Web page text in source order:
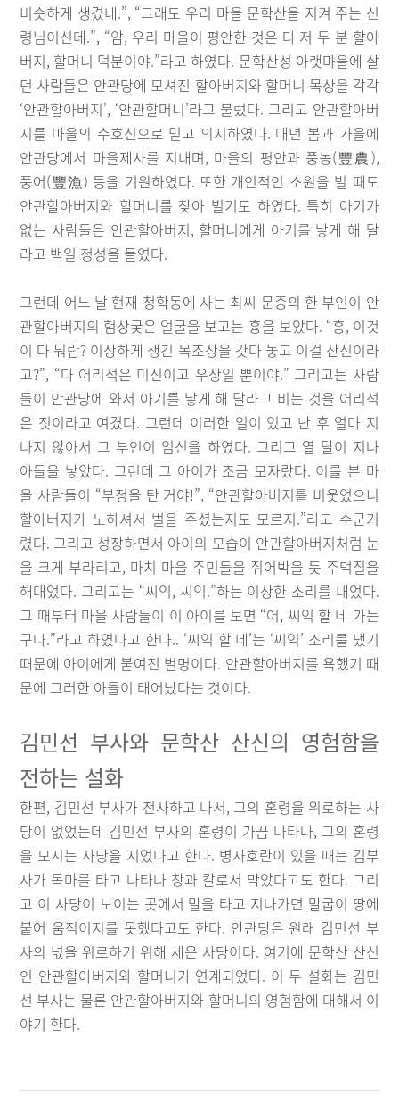
비슷하게 생겼네.”, “그래도 우리 마을 문학산을 지켜 주는 신
령님이신데.”, “암, 우리 마을이 평안한 것은 다 저 두 분 할아
버지, 할머니 덕분이야.”라고 하였다. 문학산성 아랫마을에 살
던 사람들은 안관당에 모셔진 할아버지와 할머니 목상을 각각
‘안관할아버지’, ‘안관할머니’라고 불렀다. 그리고 안관할아버
지를 마을의 수호신으로 믿고 의지하였다. 매년 봄과 가을에
안관당에서 마을제사를 지내며, 마을의 평안과 풍농(豐農),
풍어(豐漁) 등을 기원하였다. 또한 개인적인 소원을 빌 때도
안관할아버지와 할머니를 찾아 빌기도 하였다. 특히 아기가
없는 사람들은 안관할아버지, 할머니에게 아기를 낳게 해 달
라고 백일 정성을 들였다.
그런데 어느 날 현재 청학동에 사는 최씨 문중의 한 부인이 안
관할아버지의 험상궂은 얼굴을 보고는 흉을 보았다. “흥, 이것
이 다 뭐람? 이상하게 생긴 목조상을 갖다 놓고 이걸 산신이라
고?”, “다 어리석은 미신이고 우상일 뿐이야.” 그리고는 사람
들이 안관당에 와서 아기를 낳게 해 달라고 비는 것을 어리석
은 짓이라고 여겼다. 그런데 이러한 일이 있고 난 후 얼마 지
나지 않아서 그 부인이 임신을 하였다. 그리고 열 달이 지나
아들을 낳았다. 그런데 그 아이가 조금 모자랐다. 이를 본 마
을 사람들이 “부정을 탄 거야!”, “안관할아버지를 비웃었으니
할아버지가 노하셔서 벌을 주셨는지도 모르지.”라고 수군거
렸다. 그리고 성장하면서 아이의 모습이 안관할아버지처럼 눈
을 크게 부라리고, 마치 마을 주민들을 쥐어박을 듯 주먹질을
해대었다. 그리고는 “씨익, 씨익.”하는 이상한 소리를 내었다.
그 때부터 마을 사람들이 이 아이를 보면 “어, 씨익 할 네 가는
구나.”라고 하였다고 한다.. ‘씨익 할 네’는 ‘씨익’ 소리를 냈기
때문에 아이에게 붙여진 별명이다. 안관할아버지를 욕했기 때
문에 그러한 아들이 태어났다는 것이다.
김민선 부사와 문학산 산신의 영험함을
전하는 설화
한편, 김민선 부사가 전사하고 나서, 그의 혼령을 위로하는 사
당이 없었는데 김민선 부사의 혼령이 가끔 나타나, 그의 혼령
을 모시는 사당을 지었다고 한다. 병자호란이 있을 때는 김부
사가 목마를 타고 나타나 창과 칼로서 막았다고도 한다. 그리
고 이 사당이 보이는 곳에서 말을 타고 지나가면 말굽이 땅에
붙어 움직이지를 못했다고도 한다. 안관당은 원래 김민선 부
사의 넋을 위로하기 위해 세운 사당이다. 여기에 문학산 산신
인 안관할아버지와 할머니가 연계되었다. 이 두 설화는 김민
선 부사는 물론 안관할아버지와 할머니의 영험함에 대해서 이
야기 한다.